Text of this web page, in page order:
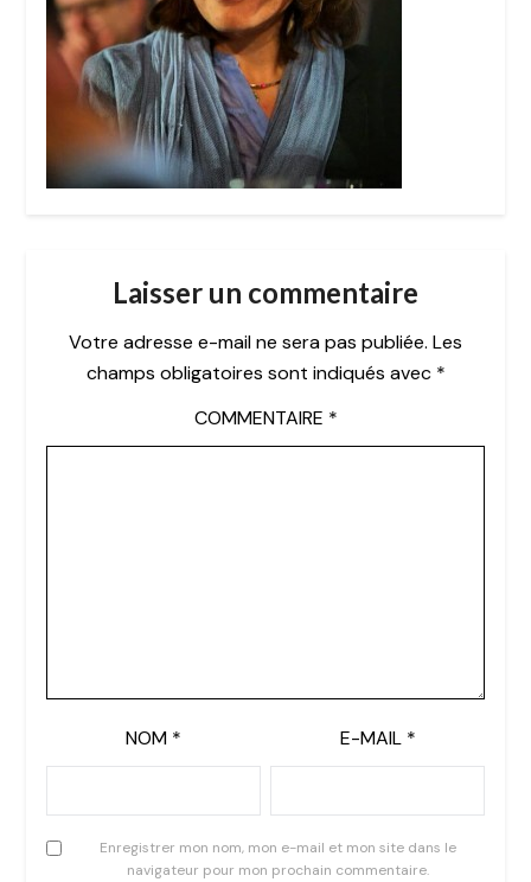
Laisser un commentaire
Votre adresse e-mail ne sera pas publiée. Les
champs obligatoires sont indiqués avec *
COMMENTAIRE *
NOM * E-MAIL *
Enregistrer mon nom, mon e-mail et mon site dans le
navigateur pour mon prochain commentaire.